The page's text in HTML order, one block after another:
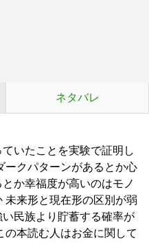
ネタバレ
いたことを実験で証明し
ークパターンがあるとか心
か幸福度が高いのはモノ
未来形と現在形の区別が弱
民族より貯蓄する確率が
の本読む人はお金に関して